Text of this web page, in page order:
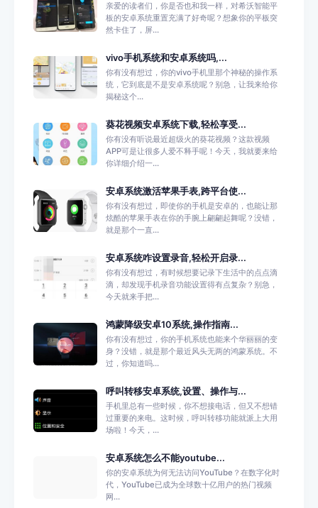
亲爱的读者们，你是否也和我一样，对希沃智能平
板的安卓系统重置充满了好奇呢？想象你的平板突
然卡住了，屏...
vivo手机系统和安卓系统吗,...
你有没有想过，你的vivo手机里那个神秘的操作系
统，它到底是不是安卓系统呢？别急，让我来给你
揭秘这个...
葵花视频安卓系统下载,轻松享受...
你有没有听说最近超级火的葵花视频？这款视频
APP可是让很多人爱不释手呢！今天，我就要来给
你详细介绍一...
安卓系统激活苹果手表,跨平台使...
你有没有想过，即使你的手机是安卓的，也能让那
炫酷的苹果手表在你的手腕上翩翩起舞呢？没错，
就是那个一直...
安卓系统咋设置录音,轻松开启录...
你有没有想过，有时候想要记录下生活中的点点滴
滴，却发现手机录音功能设置得有点复杂？别急，
今天就来手把...
鸿蒙降级安卓10系统,操作指南...
你有没有想过，你的手机系统也能来个华丽丽的变
身？没错，就是那个最近风头无两的鸿蒙系统。不
过，你知道吗...
呼叫转移安卓系统,设置、操作与...
手机里总有一些时候，你不想接电话，但又不想错
过重要的来电。这时候，呼叫转移功能就派上大用
场啦！今天，...
安卓系统怎么不能youtube...
你的安卓系统为何无法访问YouTube？在数字化时
代，YouTube已成为全球数十亿用户的热门视频
网...